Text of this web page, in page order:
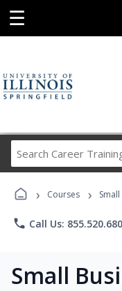
☰
› Courses ›
phone Call Us:
Small